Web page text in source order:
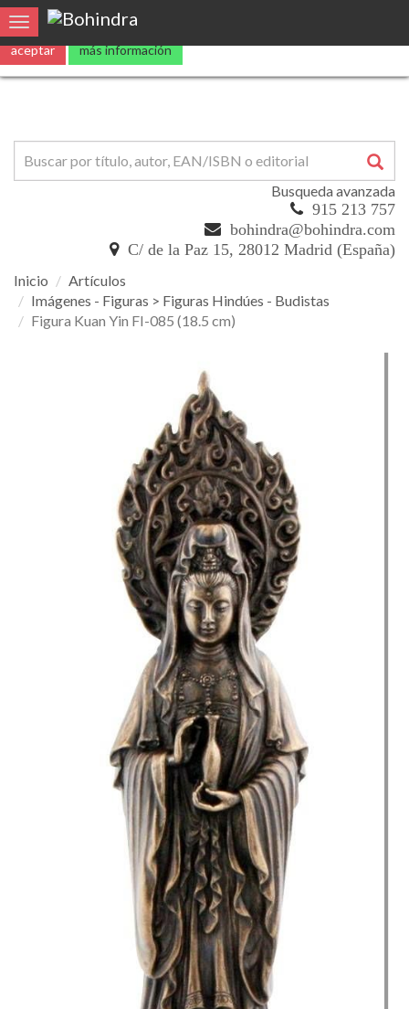
Utilizamoscookies propias y de terceros para mejorar nuestros
aceptar más información
Toggle navigation
Busqueda avanzada
915 213 757
bohindra@bohindra.com
C/ de la Paz 15, 28012 Madrid (España)
Inicio
Artículos
Imágenes - Figuras > Figuras Hindúes - Budistas
Figura Kuan Yin FI-085 (18.5 cm)